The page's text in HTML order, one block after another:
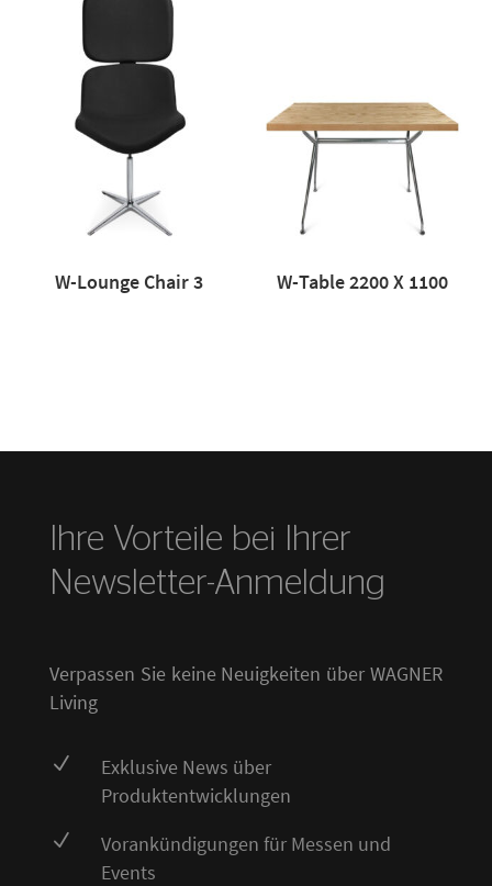
W-Lounge Chair 3 W-Table 2200 X 1100
Ihre Vorteile bei Ihrer
Newsletter-Anmeldung
Verpassen Sie keine Neuigkeiten über WAGNER
Living
N
Exklusive News über
Produktentwicklungen
N
Vorankündigungen für Messen und
Events